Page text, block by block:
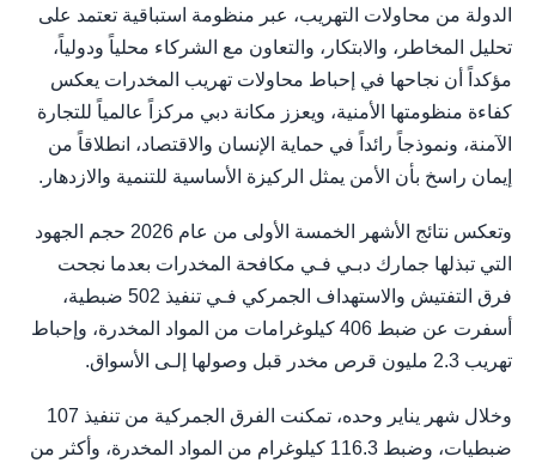
الدولة من محاولات التهريب، عبر منظومة استباقية تعتمد على
تحليل المخاطر، والابتكار، والتعاون مع الشركاء محلياً ودولياً،
مؤكداً أن نجاحها في إحباط محاولات تهريب المخدرات يعكس
كفاءة منظومتها الأمنية، ويعزز مكانة دبي مركزاً عالمياً للتجارة
الآمنة، ونموذجاً رائداً في حماية الإنسان والاقتصاد، انطلاقاً من
إيمان راسخ بأن الأمن يمثل الركيزة الأساسية للتنمية والازدهار.
وتعكس نتائج الأشهر الخمسة الأولى من عام 2026 حجم الجهود
التي تبذلها جمارك دبـي فـي مكافحة المخدرات بعدما نجحت
فرق التفتيش والاستهداف الجمركي فـي تنفيذ 502 ضبطية،
أسفرت عن ضبط 406 كيلوغرامات من المواد المخدرة، وإحباط
تهريب 2.3 مليون قرص مخدر قبل وصولها إلـى الأسواق.
وخلال شهر يناير وحده، تمكنت الفرق الجمركية من تنفيذ 107
ضبطيات، وضبط 116.3 كيلوغرام من المواد المخدرة، وأكثر من